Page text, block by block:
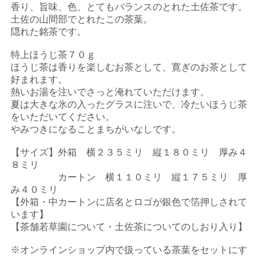
香り、旨味、色、とてもバランスのとれた土佐茶です。
土佐の山間部でとれたこの茶葉。
隠れた銘茶です。
特上ほうじ茶７０ｇ
ほうじ茶は香りを楽しむお茶として、寛ぎのお茶として
好まれます。
熱いお湯を注いでさっと淹れていただけます。
夏は大きな氷の入ったグラスに注いで、冷たいほうじ茶
をいただいてください。
やみつきになることまちがいなしです。
【サイズ】外箱 横２３５ミリ 縦１８０ミリ 厚み４
８ミリ
カートン 横１１０ミリ 縦１７５ミリ 厚
み４０ミリ
【外箱・中カートンに店名とロゴが銀色で箔押しされて
います】
【茶舗若草園について・土佐茶についてのしおり入り】
※オンラインショップ内で扱っている茶葉をセットにす